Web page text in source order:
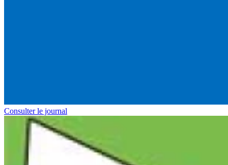
Consulter le journal